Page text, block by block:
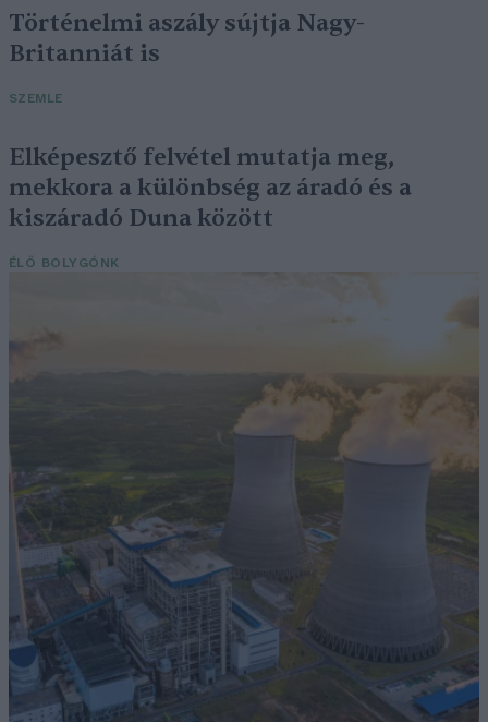
Történelmi aszály sújtja Nagy-
Britanniát is
SZEMLE
Elképesztő felvétel mutatja meg,
mekkora a különbség az áradó és a
kiszáradó Duna között
ÉLŐ BOLYGÓNK